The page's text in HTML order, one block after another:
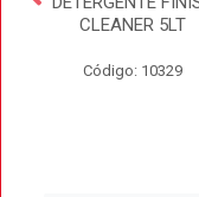
CLEANER 5LT
Código: 10329